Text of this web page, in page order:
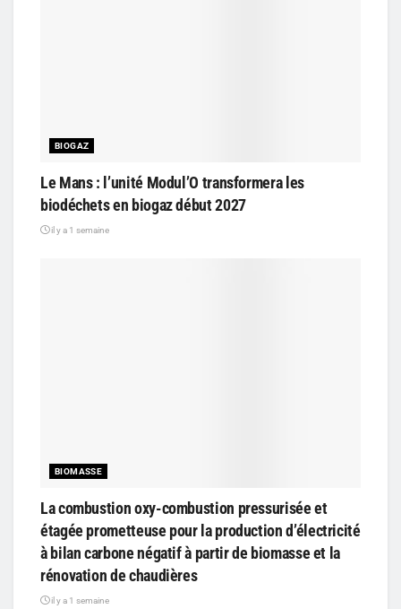
BIOGAZ
Le Mans : l’unité Modul’O transformera les
biodéchets en biogaz début 2027
il y a 1 semaine
BIOMASSE
La combustion oxy-combustion pressurisée et
étagée prometteuse pour la production d’électricité
à bilan carbone négatif à partir de biomasse et la
rénovation de chaudières
il y a 1 semaine